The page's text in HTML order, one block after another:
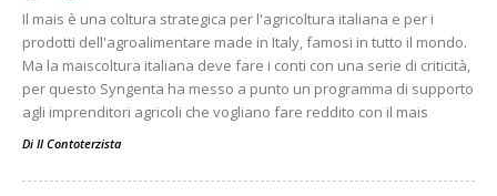
Il mais è una coltura strategica per l'agricoltura italiana e per i
prodotti dell'agroalimentare made in Italy, famosi in tutto il mondo.
Ma la maiscoltura italiana deve fare i conti con una serie di criticità,
per questo Syngenta ha messo a punto un programma di supporto
agli imprenditori agricoli che vogliano fare reddito con il mais
Di Il Contoterzista